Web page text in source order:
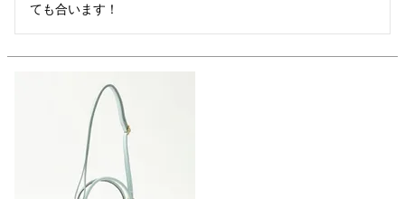
ても合います！